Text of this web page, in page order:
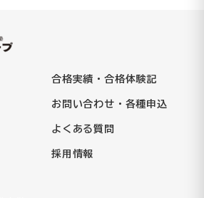
合格実績・合格体験記
お問い合わせ・各種申込
よくある質問
採用情報